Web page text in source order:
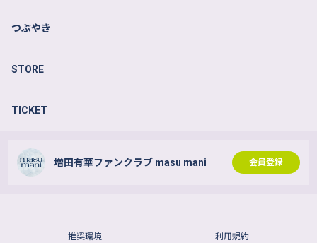
つぶやき
STORE
TICKET
増田有華ファンクラブ masu mani 会員登録
推奨環境 利用規約